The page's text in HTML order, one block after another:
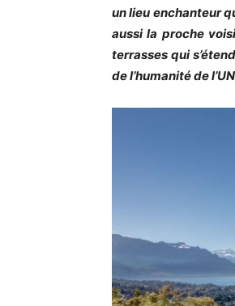
un lieu enchanteur
aussi la proche
terrasses qui
de l’humanité de